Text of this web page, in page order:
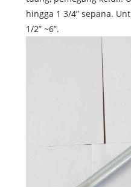
hingga 1 3/4” sepana.
1/2” ~6”.